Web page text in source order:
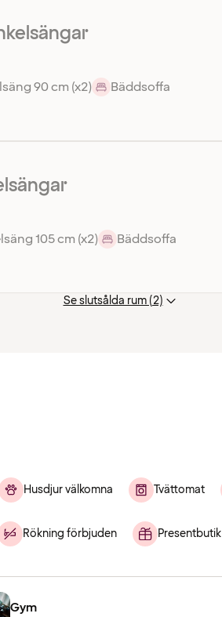
90 cm (x2)
Bäddsoffa
105 cm (x2)
Bäddsoffa
Se slutsålda rum (2)
Husdjur välkomna Tvättomat
Rökning förbjuden Presentbutik
Gym